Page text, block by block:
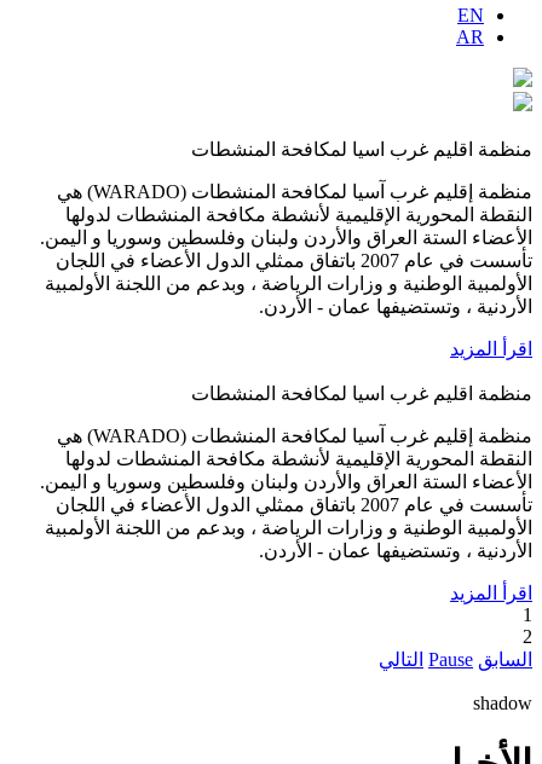
EN
AR
منظمة اقليم غرب اسيا لمكافحة المنشطات
منظمة إقليم غرب آسيا لمكافحة المنشطات (WARADO) هي
النقطة المحورية الإقليمية لأنشطة مكافحة المنشطات لدولها
الأعضاء الستة العراق والأردن ولبنان وفلسطين وسوريا و اليمن.
تأسست في عام 2007 باتفاق ممثلي الدول الأعضاء في اللجان
الأولمبية الوطنية و وزارات الرياضة ، وبدعم من اللجنة الأولمبية
الأردنية ، وتستضيفها عمان - الأردن.
اقرأ المزيد
منظمة اقليم غرب اسيا لمكافحة المنشطات
منظمة إقليم غرب آسيا لمكافحة المنشطات (WARADO) هي
النقطة المحورية الإقليمية لأنشطة مكافحة المنشطات لدولها
الأعضاء الستة العراق والأردن ولبنان وفلسطين وسوريا و اليمن.
تأسست في عام 2007 باتفاق ممثلي الدول الأعضاء في اللجان
الأولمبية الوطنية و وزارات الرياضة ، وبدعم من اللجنة الأولمبية
الأردنية ، وتستضيفها عمان - الأردن.
اقرأ المزيد
1
2
السابق Pause التالي
shadow